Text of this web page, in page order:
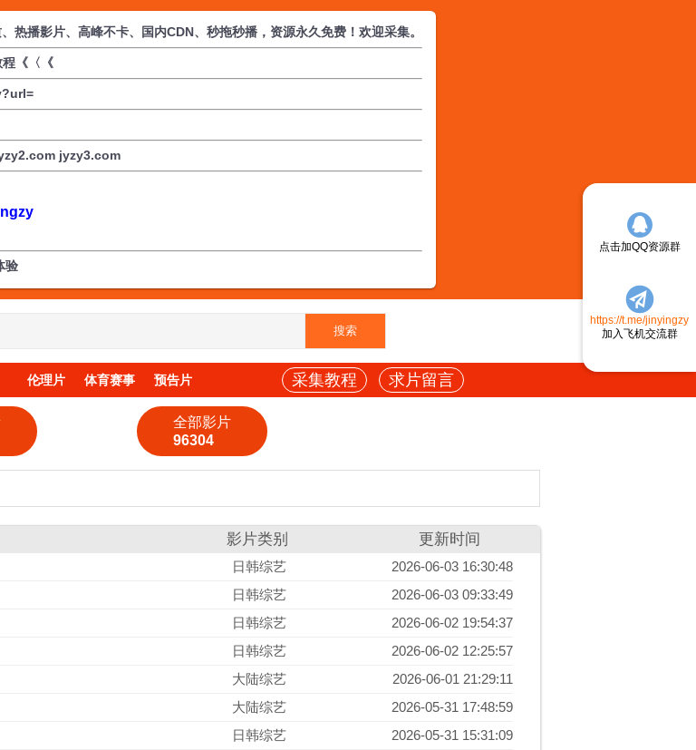
热播影片、高峰不卡、国内CDN、秒拖秒播，资源永久免费！欢迎采集。
《〈《
jyzy3.com
验
伦理片 体育赛事 预告片 采集教程 求片留言
全部影片
96304
影片类别 更新时间
日韩综艺
2026-06-03 16:30:48
日韩综艺
2026-06-03 09:33:49
日韩综艺
2026-06-02 19:54:37
日韩综艺
2026-06-02 12:25:57
大陆综艺
2026-06-01 21:29:11
大陆综艺
2026-05-31 17:48:59
日韩综艺
2026-05-31 15:31:09
点击加QQ资源群
https://t.me/jinyingzy
加入飞机交流群